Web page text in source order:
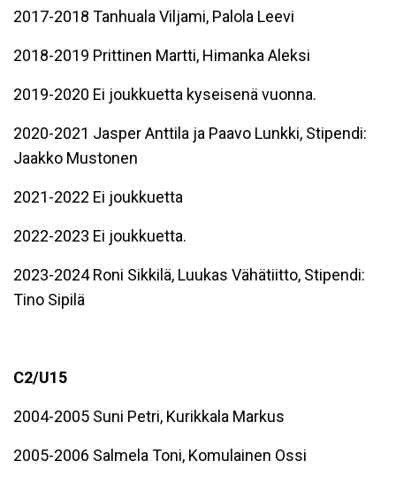
2017-2018 Tanhuala Viljami, Palola Leevi
2018-2019 Prittinen Martti, Himanka Aleksi
2019-2020 Ei joukkuetta kyseisenä vuonna.
2020-2021 Jasper Anttila ja Paavo Lunkki, Stipendi:
Jaakko Mustonen
2021-2022 Ei joukkuetta
2022-2023 Ei joukkuetta.
2023-2024Roni Sikkilä, Luukas Vähätiitto, Stipendi:
Tino Sipilä
C2/U15
2004-2005 Suni Petri, Kurikkala Markus
2005-2006 Salmela Toni, Komulainen Ossi